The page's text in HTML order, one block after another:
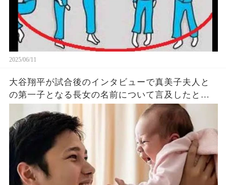
2025/06/11
大谷翔平が試合後のインタビューで真美子夫人と
の第一子となる長女の名前について言及したと話
題に！山本由伸や佐々木朗希は知ってそう！